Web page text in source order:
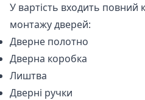
У вартість входить повний
монтажу дверей:
Дверне полотно
Дверна коробка
Лиштва
Дверні ручки